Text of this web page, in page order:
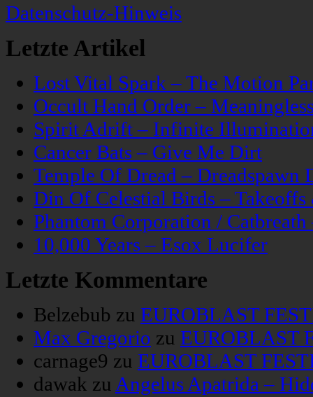
Datenschutz-Hinweis
Letzte Artikel
Lost Vital Spark – The Motion
Occult Hand Order –
Spirit Adrift – Infinite
Cancer Bats – Give Me Dirt
Temple Of Dread – Dreadspawn
Din Of Celestial Birds –
Phantom Corporation /
10,000 Years – Esox Lucifer
Letzte Kommentare
Belzebub zu EUROBLAST
Max Gregorio zu EUROBLAST
carnage9 zu EUROBLAST
dawak zu Angelus Apatrida –